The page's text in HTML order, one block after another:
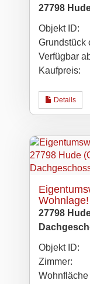
27798
Objekt ID:
Grund­stück
Verfügbar
Kaufpreis:
Details
Wohnlage!
27798
Objekt ID:
Zimmer:
Wohnfläche